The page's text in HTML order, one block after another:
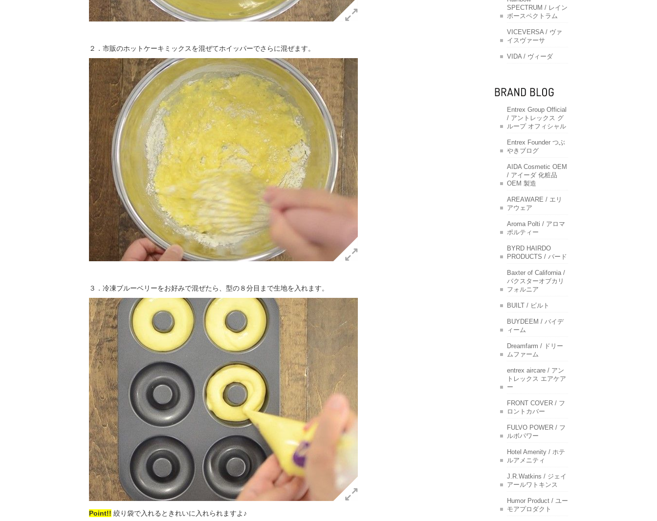
２．市販のホットケーキミックスを混ぜてホイッパーでさらに混ぜます。
３． 冷凍ブルーベリーをお好みで混ぜたら、型の８分目まで生地を入れます。
Point!! 絞り袋で入れるときれいに入れられますよ♪
SPECTRUM / レイン
ボースペクトラム
VICEVERSA / ヴァ
イスヴァーサ
VIDA / ヴィーダ
Entrex Group Official
/ アントレックス グ
ループ オフィシャル
Entrex Founder つぶ
やきブログ
AIDA Cosmetic OEM
/ アイーダ 化粧品
OEM 製造
AREAWARE / エリ
アウェア
Aroma Polti / アロマ
ポルティー
BYRD HAIRDO
PRODUCTS / バード
Baxter of California /
バクスターオブカリ
フォルニア
BUILT / ビルト
BUYDEEM / バイデ
ィーム
Dreamfarm / ドリー
ムファーム
entrex aircare / アン
トレックス エアケア
ー
FRONT COVER / フ
ロントカバー
FULVO POWER / フ
ルボパワー
Hotel Amenity / ホテ
ルアメニティ
J.R.Watkins / ジェイ
アールワトキンス
Humor Product / ユー
モアプロダクト